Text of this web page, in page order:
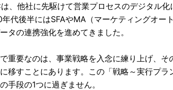
、他社に先駆けて営業プロセスのデジタル
年代後半にはSFAやMA（マーケティングオ
タの連携強化を進めてきました。
重要なのは、事業戦略を入念に練り上げ、
移すことにあります。この「戦略～実行プ
手段の1つに過ぎません。